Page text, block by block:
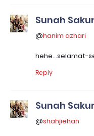
Sunah
@hanim azhari
hehe...selamat-
Reply
Sunah
@shahjiehan